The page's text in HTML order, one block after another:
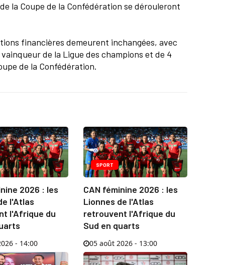
la Coupe de la Confédération se dérouleront
financières demeurent inchangées, avec
de la Ligue des champions et de 4
de la Confédération.
2026 : les
l'Atlas
l'Afrique du
- 14:00
SPORT
CAN féminine 2026 : les
Lionnes de l'Atlas
retrouvent l'Afrique du
Sud en quarts
05 août 2026 - 13:00